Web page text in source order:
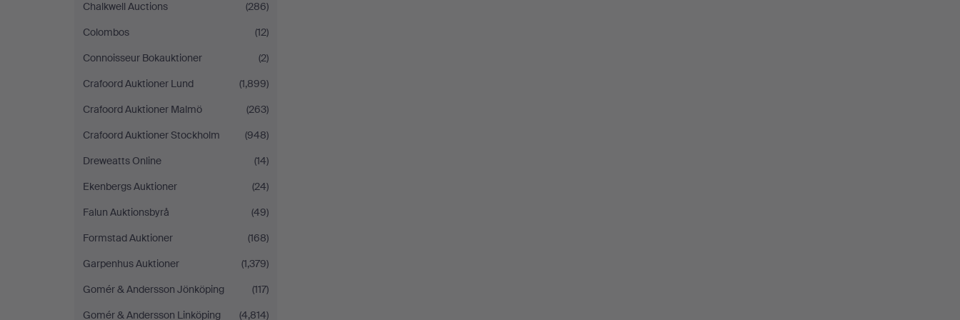
Chalkwell Auctions
(286)
Colombos
(12)
Connoisseur Bokauktioner
(2)
Crafoord Auktioner Lund
(1,899)
Crafoord Auktioner Malmö
(263)
Crafoord Auktioner Stockholm
(948)
Dreweatts Online
(14)
Ekenbergs Auktioner
(24)
Falun Auktionsbyrå
(49)
Formstad Auktioner
(168)
Garpenhus Auktioner
(1,379)
Gomér & Andersson Jönköping
(117)
Gomér & Andersson Linköping
(4,814)